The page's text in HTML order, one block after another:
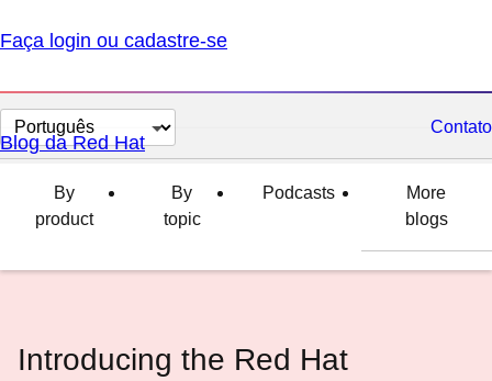
Faça login ou cadastre-se
Selecionar
idioma
Contato
Blog da Red Hat
By
product
By
topic
Podcasts
More
blogs
Introducing the Red Hat